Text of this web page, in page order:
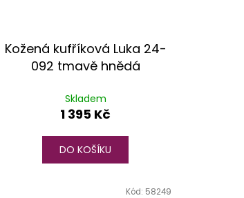
Kožená kufříková Luka 24-
092 tmavě hnědá
Skladem
1 395 Kč
DO KOŠÍKU
Kód: 58249